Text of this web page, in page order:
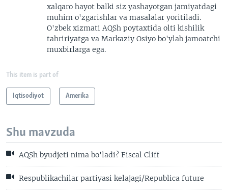
xalqaro hayot balki siz yashayotgan jamiyatdagi
muhim o'zgarishlar va masalalar yoritiladi.
O'zbek xizmati AQSh poytaxtida olti kishilik
tahririyatga va Markaziy Osiyo bo'ylab jamoatchi
muxbirlarga ega.
This item is part of
Iqtisodiyot Amerika
Shu mavzuda
AQSh byudjeti nima bo'ladi? Fiscal Cliff
Respublikachilar partiyasi kelajagi/Republica future